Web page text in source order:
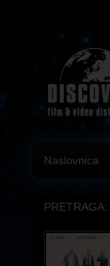
Naslovnica